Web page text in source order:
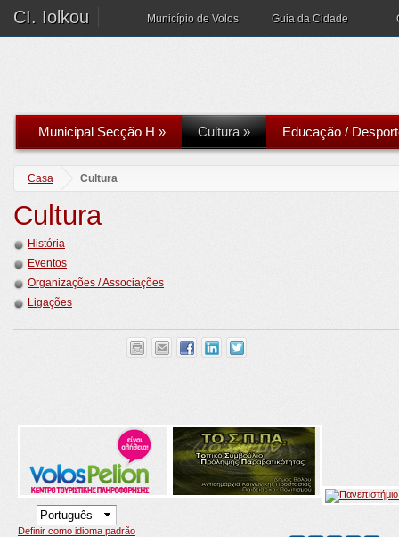
CI. Iolkou Município de Volos Guia da Cidade
Municipal Secção H » Cultura» Educação /
Casa Cultura
Cultura
História
Eventos
Organizações / Associações
Ligações
Definir como idioma padrão